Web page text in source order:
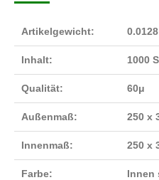
Artikelgewicht:
Inhalt: 1000
Qualität: 60μ
Außenmaß: 250 x
Innenmaß: 250 x
Farbe: Innen